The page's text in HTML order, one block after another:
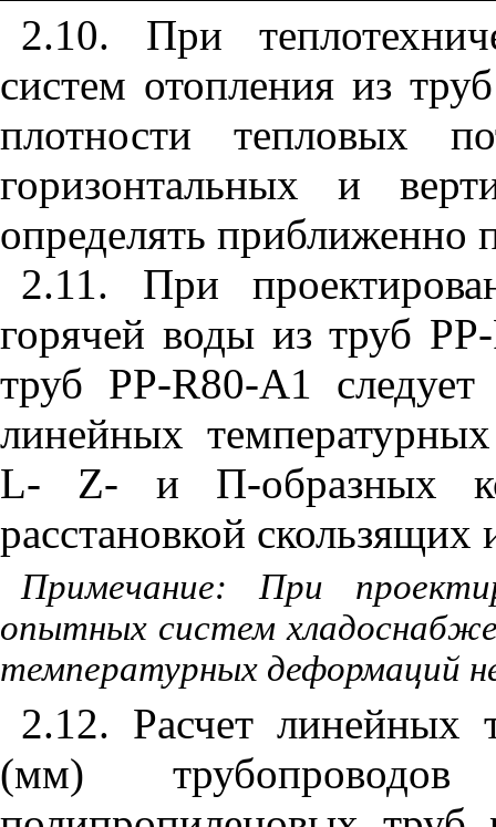
2.10. При
систем отопления из
плотности тепловых
горизонтальных и
определять приближенно
2.11. При
горячей воды из труб PP-
труб РР-R80-А1 следует
линейных
L- Z- и П-образных
расстановкой
Примечание: При
опытных систем
температурных деформаций
2.12. Расчет линейных
(мм)